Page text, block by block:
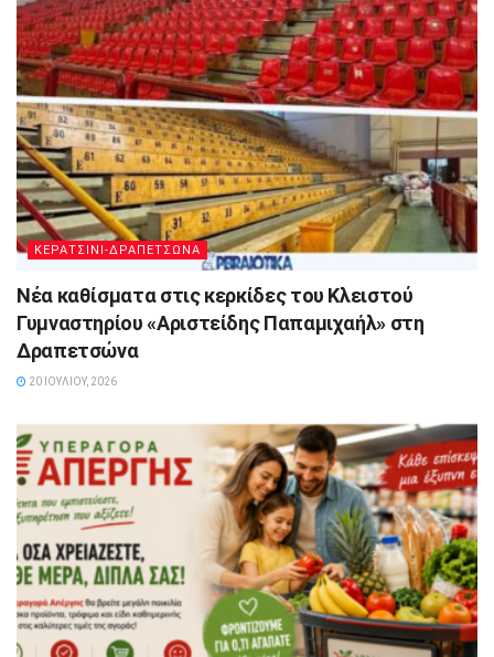
ΚΕΡΑΤΣΙΝΙ-ΔΡΑΠΕΤΣΩΝΑ
Νέα καθίσματα στις κερκίδες του Κλειστού
Γυμναστηρίου «Αριστείδης Παπαμιχαήλ» στη
Δραπετσώνα
20 ΙΟΥΛΊΟΥ, 2026